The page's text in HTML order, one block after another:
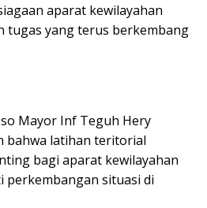
aparat kewilayahan
tugas yang terus berkembang
Mayor Inf Teguh Hery
bahwa latihan teritorial
bagi aparat kewilayahan
perkembangan situasi di